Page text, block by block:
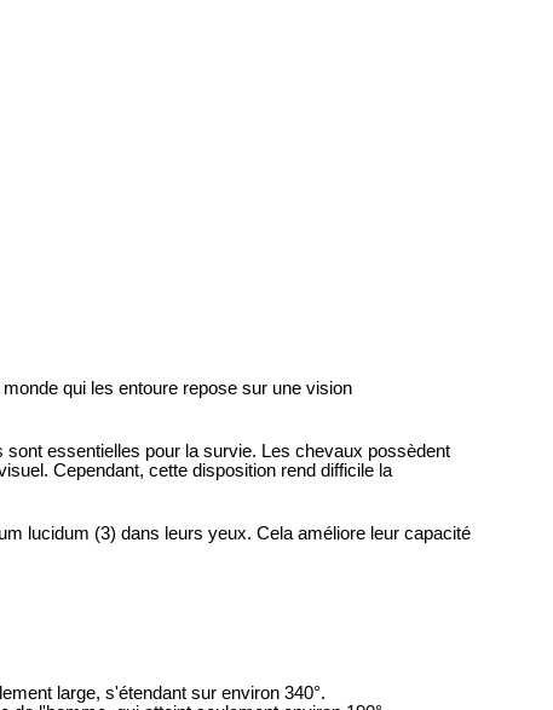
qui les entoure repose sur une vision
essentielles pour la survie. Les chevaux possèdent
Cependant, cette disposition rend difficile la
lucidum (3) dans leurs yeux. Cela améliore leur capacité
large, s'étendant sur environ 340°.